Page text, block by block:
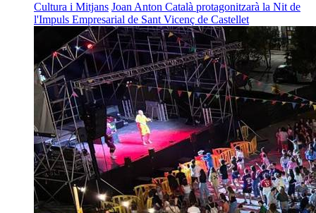
Cultura i Mitjans Joan Anton Català protagonitzarà la Nit de
l'Impuls Empresarial de Sant Vicenç de Castellet